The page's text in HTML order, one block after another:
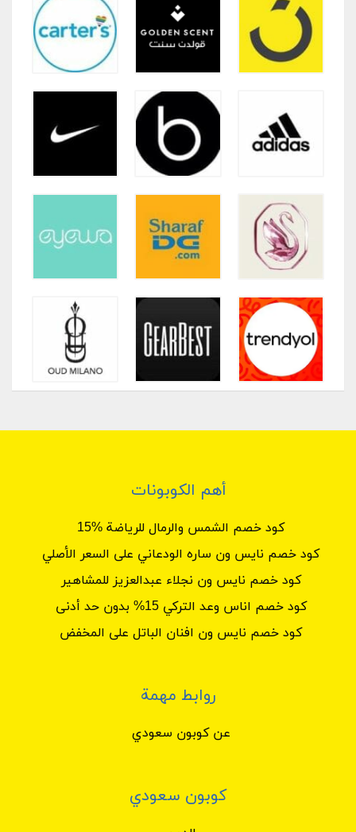
أهم الكوبونات
كود خصم الشمس والرمال للرياضة %15
كود خصم نايس ون ساره الودعاني على السعر الأصلي
كود خصم نايس ون نجلاء عبدالعزيز للمشاهير
كود خصم اناس وعد التركي 15% بدون حد أدنى
كود خصم نايس ون افنان الباتل على المخفض
روابط مهمة
عن كوبون سعودي
كوبون سعودي